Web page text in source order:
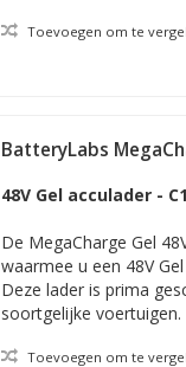
Toevoegen om te
BatteryLabs
48V Gel acculader -
De MegaCharge Gel
waarmee u een 48V
Deze lader is prima
soortgelijke voertuigen.
Toevoegen om te